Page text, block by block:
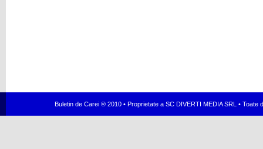
Buletin de Carei ® 2010 • Proprietate a SC DIVERTI MEDIA SRL •